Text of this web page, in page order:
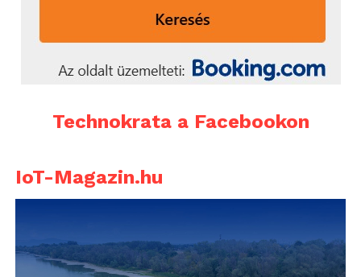
Technokrata a Facebookon
IoT-Magazin.hu